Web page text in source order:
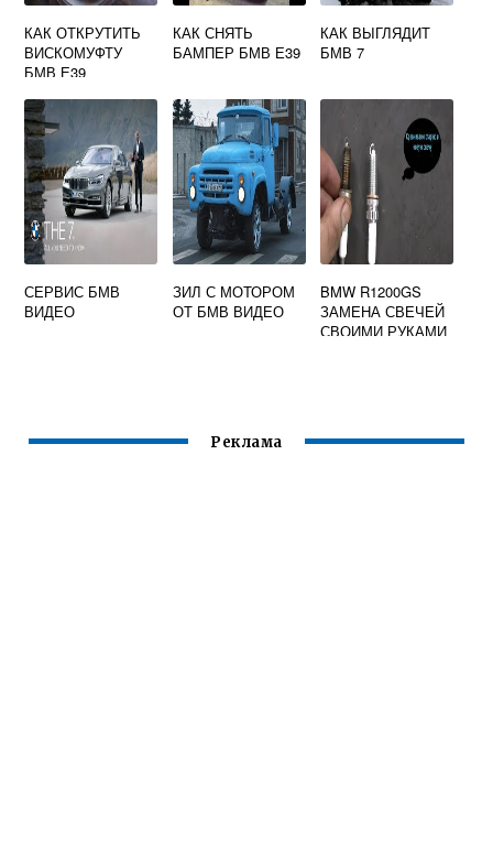
КАК ОТКРУТИТЬ
ВИСКОМУФТУ
БМВ Е39
КАК СНЯТЬ
БАМПЕР БМВ Е39
КАК ВЫГЛЯДИТ
БМВ 7
СЕРВИС БМВ
ВИДЕО
ЗИЛ С МОТОРОМ
ОТ БМВ ВИДЕО
BMW R1200GS
ЗАМЕНА СВЕЧЕЙ
СВОИМИ РУКАМИ
Реклама